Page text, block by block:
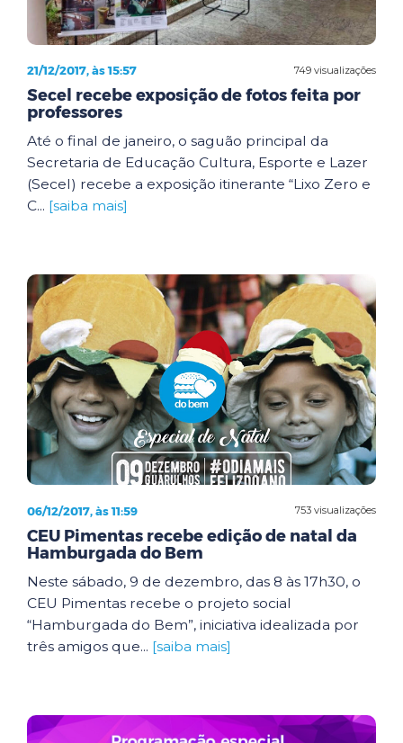
749 visualizações
21/12/2017, às 15:57
Secel recebe exposição de fotos feita por
professores
Até o final de janeiro, o saguão principal da
Secretaria de Educação Cultura, Esporte e Lazer
(Secel) recebe a exposição itinerante “Lixo Zero e
C... [saiba mais]
753 visualizações
06/12/2017, às 11:59
CEU Pimentas recebe edição de natal da
Hamburgada do Bem
Neste sábado, 9 de dezembro, das 8 às 17h30, o
CEU Pimentas recebe o projeto social
“Hamburgada do Bem”, iniciativa idealizada por
três amigos que... [saiba mais]